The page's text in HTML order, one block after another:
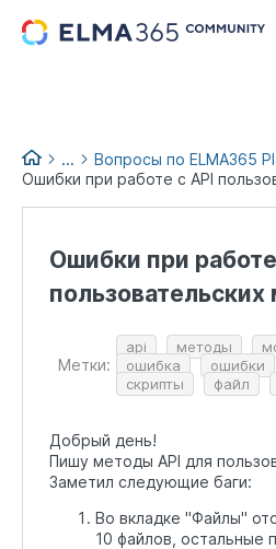
...
...
Вопросы по ELMA365
Ошибки при
Метки:
api методы
ошибка
ошибки
скрипты
файл
Добрый день!
Пишу методы API для
Заметил следующие баги:
Во вкладке "Файлы"
10 файлов, остальные